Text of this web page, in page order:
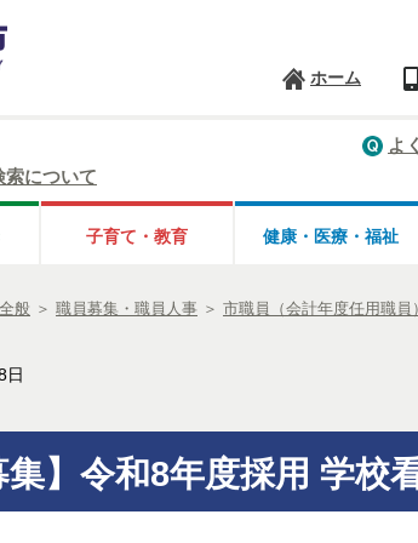
ホーム
よ
索について
子育て・教育 健康・医療・ 福祉
般 ＞ 職員募集・職員人事 ＞ 市職員（会計年度任用職員
日
集】令和8年度採用 学校